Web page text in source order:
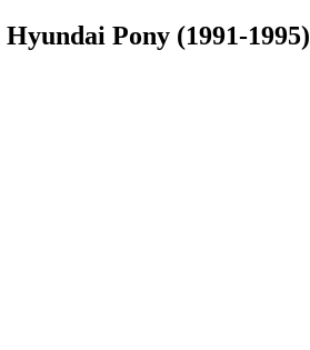
Hyundai Pony (1991-1995)